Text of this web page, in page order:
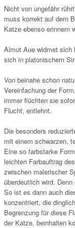
Nicht von ungefähr
muss korrekt auf dem
Katze ebenso erinnern
Almut Aue widmet sich
sich in platonischem
Von beinahe schon
Vereinfachung der
immer flüchten sie
Flucht, entlehnt.
Die besonders
mit einem schwarzen,
Eine so farbstarke
leichten Farbauftrag
zwischen malerischer
überdeutlich wird.
So ist es dann auch
konzentriert, die
Begrenzung für diese
der Katze, beinhalten